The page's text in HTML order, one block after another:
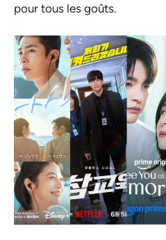
pour tous les goûts.